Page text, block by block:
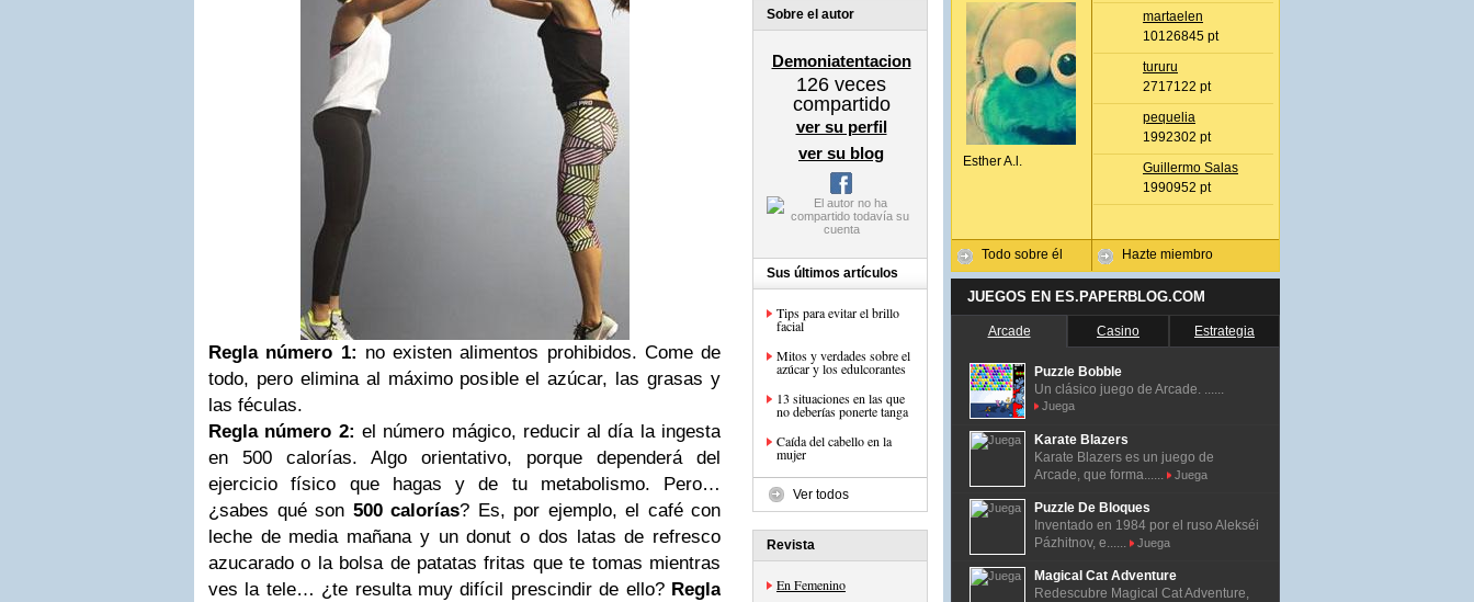
Regla número 1: no existen alimentos prohibidos. Come de
todo, pero elimina al máximo posible el azúcar, las grasas y
las féculas.
Regla número 2: el número mágico, reducir al día la ingesta
en 500 calorías. Algo orientativo, porque dependerá del
ejercicio físico que hagas y de tu metabolismo. Pero…
¿sabes qué son 500 calorías? Es, por ejemplo, el café con
leche de media mañana y un donut o dos latas de refresco
azucarado o la bolsa de patatas fritas que te tomas mientras
ves la tele… ¿te resulta muy difícil prescindir de ello? Regla
Sobre el autor
Demoniatentacion
126 veces
compartido
ver su perfil
ver su blog
Sus últimos artículos
Tips para evitar el brillo
facial
Mitos y verdades sobre el
azúcar y los edulcorantes
13 situaciones en las que
no deberías ponerte tanga
Caída del cabello en la
mujer
Ver todos
Revista
En Femenino
Esther A.l.
Todo sobre él
martaelen
10126845 pt
tururu
2717122 pt
pequelia
1992302 pt
Guillermo Salas
1990952 pt
Hazte miembro
JUEGOS EN ES.PAPERBLOG.COM
Arcade Casino Estrategia
Puzzle Bobble
Un clásico juego de Arcade. ......
Juega
Karate Blazers
Karate Blazers es un juego de
Arcade, que forma......
Juega
Puzzle De Bloques
Inventado en 1984 por el ruso Alekséi
Pázhitnov, e......
Juega
Magical Cat Adventure
Redescubre Magical Cat Adventure,